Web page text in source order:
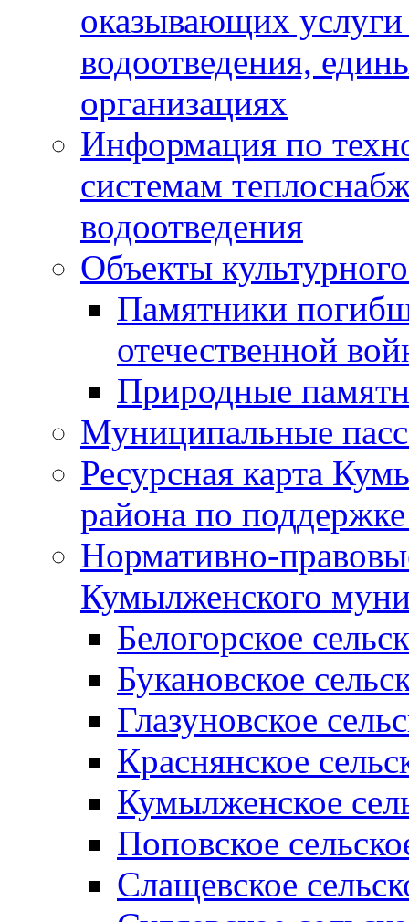
оказывающих
водоотведения,
организациях
Информация по
системам
водоотведения
Объекты
Памятники
отечественной
Природные
Муниципальные
Ресурсная карта
района по
Нормативно-
Кумылженского
Белогорское
Букановское
Глазуновское
Краснянское
Кумылженское
Поповское
Слащевское